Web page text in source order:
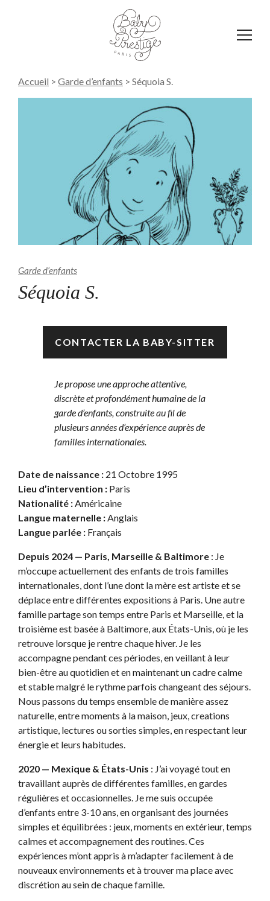
Accueil > Garde d’enfants > Séquoia S.
Garde d’enfants
Séquoia S.
CONTACTER LA BABY-SITTER
Je propose une approche attentive,
discrète et profondément humaine de la
garde d’enfants, construite au fil de
plusieurs années d’expérience auprès de
familles internationales.
Date de naissance : 21 Octobre 1995
Lieu d’intervention : Paris
Nationalité :Américaine
Langue maternelle :Anglais
Langue parlée : Français
Depuis 2024 — Paris, Marseille & Baltimore : Je
m’occupe actuellement des enfants de trois familles
internationales, dont l’une dont la mère est artiste et se
déplace entre différentes expositions à Paris. Une autre
famille partage son temps entre Paris et Marseille, et la
troisième est basée à Baltimore, aux États-Unis, où je les
retrouve lorsque je rentre chaque hiver. Je les
accompagne pendant ces périodes, en veillant à leur
bien-être au quotidien et en maintenant un cadre calme
et stable malgré le rythme parfois changeant des séjours.
Nous passons du temps ensemble de manière assez
naturelle, entre moments à la maison, jeux, creations
artistique, lectures ou sorties simples, en respectant leur
énergie et leurs habitudes.
2020 — Mexique & États-Unis : J’ai voyagé tout en
travaillant auprès de différentes familles, en gardes
régulières et occasionnelles. Je me suis occupée
d’enfants entre 3-10 ans, en organisant des journées
simples et équilibrées : jeux, moments en extérieur, temps
calmes et accompagnement des routines. Ces
expériences m’ont appris à m’adapter facilement à de
nouveaux environnements et à trouver ma place avec
discrétion au sein de chaque famille.